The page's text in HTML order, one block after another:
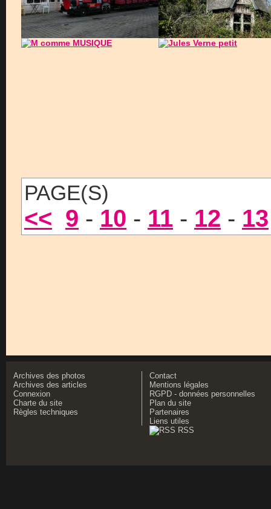
PAGE(S)
<< 9 - 10 - 11 - 12 - 13
Archives des photos
Archives des articles
Connexion
Charte du site
Règles techniques
Contact
Mentions légales
RGPD - données personnelles
Plan du site
Partenaires
Liens utiles
RSS